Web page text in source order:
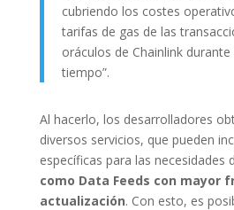
cubriendo los costes
tarifas de gas de las
oráculos de Chainlink
tiempo”.
Al hacerlo, los desarrolladores
diversos servicios, que pueden
específicas para las necesidades
como Data Feeds con mayor
actualización. Con esto, es